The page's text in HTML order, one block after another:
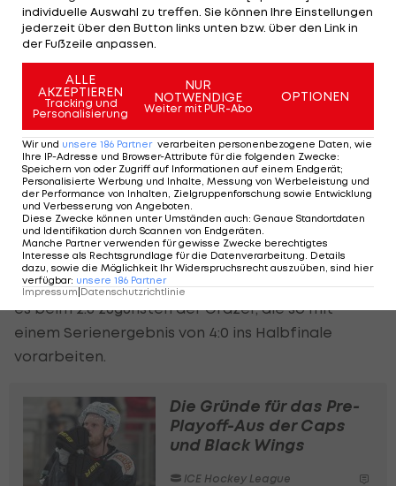
einzustimmen. DerVSVkommt zurück ins Spiel und
trifft durch Helwka in Unterzahl endlich selbst ins
Tor (29.).
Zwei Strafen gegen die 99ers innerhalb von 24
Sekunden verschaffen den Villachern kurz vor der
zweiten Drittelpause sogar eine Chance in
doppelter Überzahl, Budgell verwertet zum 2:6
(40.)
Im Schlussdrittel wird auf beiden Seiten noch ein
vermeintlicher Treffer wegen
Torhüterbehinderung einkassiert. Am Ende bleibt
es beim 2:6 zugunsten der Grazer, die so mit
einem Serienergebnis von 4:0 ins Halbfinale
vorarbeiten.
Die Gründe für das Pre-
Playoff-Aus der Caps
und Black Wings
ICE Hockey League
individuelle Auswahl zu treffen. Sie können Ihre Einstellungen
jederzeit über den Button links unten bzw. über den Link in
der Fußzeile anpassen.
ALLE
AKZEPTIEREN
Tracking und
Personalisierung
NUR
NOTWENDIGE
Weiter mit PUR-Abo
OPTIONEN
Wir und unsere 186 Partner verarbeiten personenbezogene Daten, wie
Ihre IP-Adresse und Browser-Attribute für die folgenden Zwecke:
Speichern von oder Zugriff auf Informationen auf einem Endgerät;
Personalisierte Werbung und Inhalte, Messung von Werbeleistung und
der Performance von Inhalten, Zielgruppenforschung sowie Entwicklung
und Verbesserung von Angeboten.
Diese Zwecke können unter Umständen auch: Genaue Standortdaten
und Identifikation durch Scannen von Endgeräten.
Manche Partner verwenden für gewisse Zwecke berechtigtes
Interesse als Rechtsgrundlage für die Datenverarbeitung. Details
dazu, sowie die Möglichkeit Ihr Widerspruchsrecht auszuüben, sind hier
verfügbar: unsere 186 Partner
Impressum Datenschutzrichtlinie